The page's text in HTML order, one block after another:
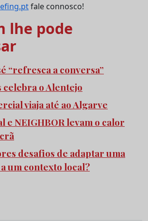
fale connosco!
lhe pode
“refresca a conversa”
celebra o Alentejo
viaja até ao Algarve
e NEIGHBOR levam o calor
desafios de adaptar uma
um contexto local?